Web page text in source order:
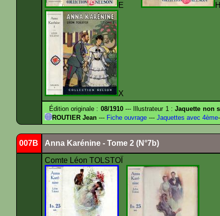
E
X
Édition originale : 08/1910--- Illustrateur 1 :Jaquette non
ROUTIER Jean --- Fiche ouvrage --- Jaquettes avec 4ème
007B Anna Karénine - Tome 2 (N°7b)
Comte Léon TOLSTOÏ